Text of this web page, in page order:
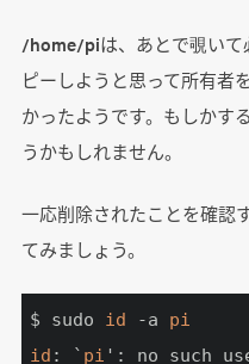
/home/piは、あとで覗いて
ピーしようと思って所有者
かったようです。もしかす
うかもしれません。
一応削除されたことを確認
てみましょう。
$ sudo id -a pi
id : ` pi ': no such